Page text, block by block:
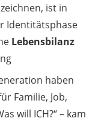
ist in
Identitätsphase
Lebensbilanz
haben
Familie, Job,
will ICH?“ – kam